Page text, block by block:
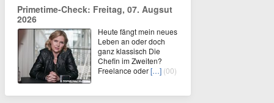
Primetime-Check: Freitag, 07. Augsut
2026
Heute fängt mein neues
Leben an oder doch
ganz klassisch Die
Chefin im Zweiten?
Freelance oder[…] (00)